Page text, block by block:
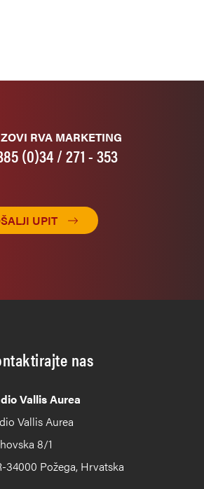
RVA MARKETING
(0)34 / 271 - 353
UPIT
nas
Vallis Aurea
Vallis Aurea
8/1
34000 Požega, Hrvatska